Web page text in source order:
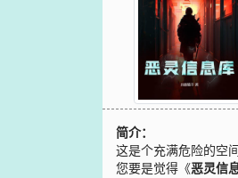
简介：
这是个充满危险的空
您要是觉得《恶灵信